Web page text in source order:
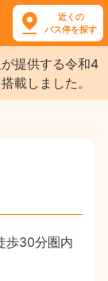
近くの
バス停を探す
提供する令和4
載しました。
歩30分圏内